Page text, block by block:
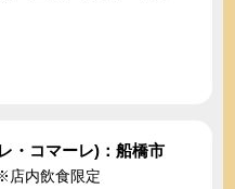
・コマーレ)：船橋市
店内飲食限定